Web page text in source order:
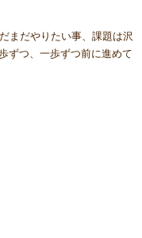
まだやりたい事、課題は沢
ずつ、一歩ずつ前に進めて